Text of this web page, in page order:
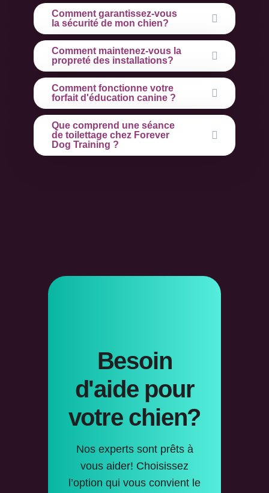
Comment garantissez-vous
la sécurité de mon chien?
Comment maintenez-vous la
propreté des installations?
Comment fonctionne votre
forfait d'éducation canine ?
Que comprend une séance
de toilettage chez Forever
Dog Training ?
Besoin
d'aide pour
votre chien?
Nos experts sont prêts à
vous aider! Choisissez
l’option qui vous convient le